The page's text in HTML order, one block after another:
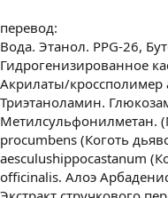
перевод:
Вода. Этанол. PPG-26,
Гидрогенизированное
Акрилаты/кроссполимер
Триэтаноламин.
Метилсульфонилметан.
procumbens (Коготь
aesculushippocastanum
officinalis. Алоэ